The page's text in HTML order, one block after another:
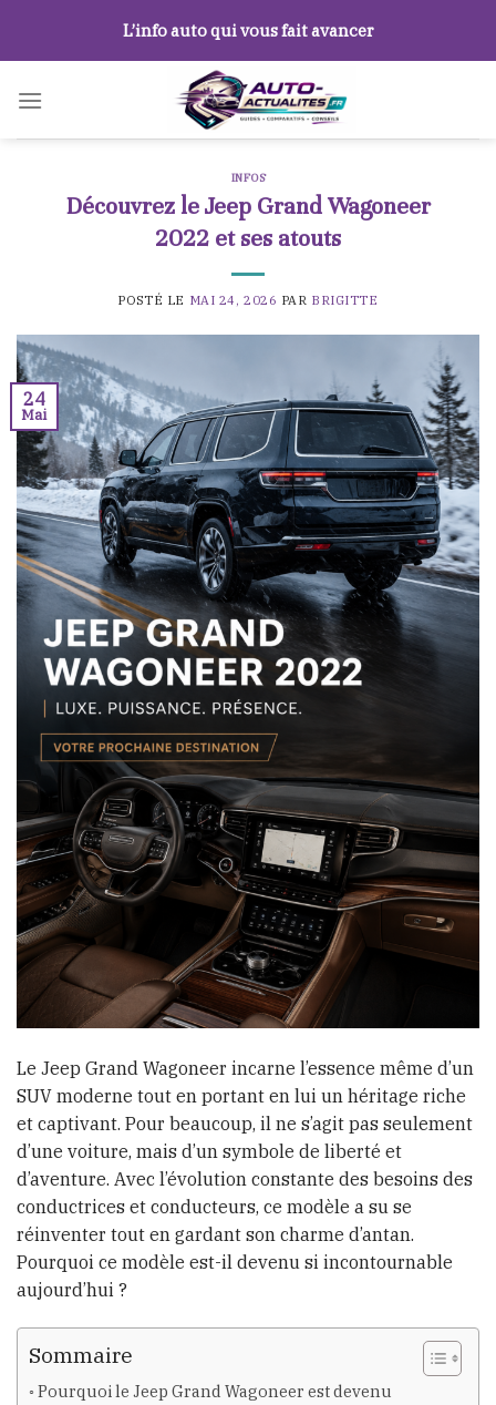
content
L’info auto qui vous fait avancer
INFOS
Découvrez le Jeep Grand Wagoneer
2022 et ses atouts
POSTÉ LE MAI 24, 2026 PAR BRIGITTE
24
Mai
Le Jeep Grand Wagoneer incarne l’essence même d’un
SUV moderne tout en portant en lui un héritage riche
et captivant. Pour beaucoup, il ne s’agit pas seulement
d’une voiture, mais d’un symbole de liberté et
d’aventure. Avec l’évolution constante des besoins des
conductrices et conducteurs, ce modèle a su se
réinventer tout en gardant son charme d’antan.
Pourquoi ce modèle est-il devenu si incontournable
aujourd’hui ?
Sommaire
Pourquoi le Jeep Grand Wagoneer est devenu